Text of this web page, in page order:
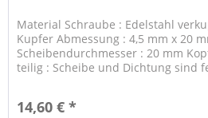
Material Schraube : Edelstahl
Kupfer Abmessung : 4,5 mm x 20
Scheibendurchmesser : 20 mm
teilig : Scheibe und Dichtung sind
14,60 € *